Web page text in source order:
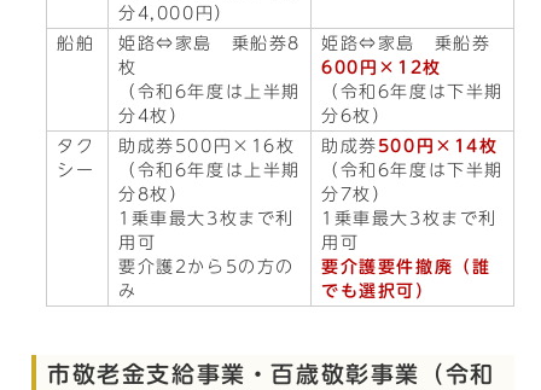
分4,000円）
船舶
姫路⇔家島 乗船券8
枚
（令和6年度は上半期
分4枚）
姫路⇔家島 乗船券
600円×12枚
（令和6年度は下半期
分6枚）
タク
シー
助成券500円×16枚
（令和6年度は上半期
分8枚）
1乗車最大3枚まで利
用可
要介護2から5の方の
み
助成券500円×14枚
（令和6年度は下半期
分7枚）
1乗車最大3枚まで利
用可
要介護要件撤廃（誰
でも選択可）
市敬老金支給事業・百歳敬彰事業（令和